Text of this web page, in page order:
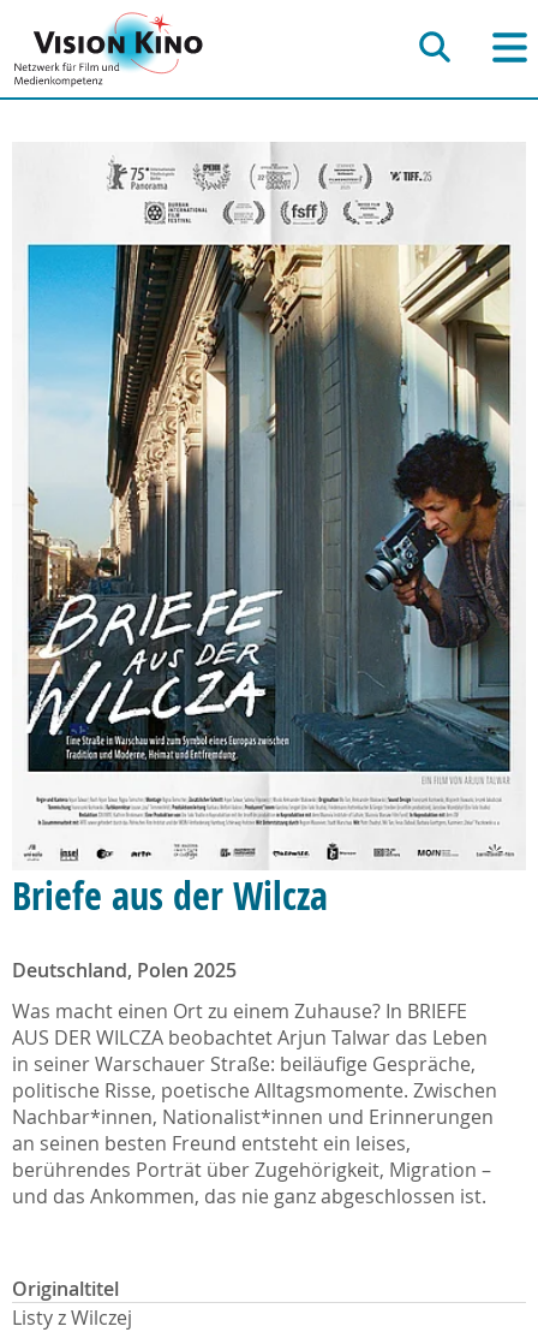
Briefe aus der Wilcza
Deutschland, Polen 2025
Was macht einen Ort zu einem Zuhause? In BRIEFE
AUS DER WILCZA beobachtet Arjun Talwar das Leben
in seiner Warschauer Straße: beiläufige Gespräche,
politische Risse, poetische Alltagsmomente. Zwischen
Nachbar*innen, Nationalist*innen und Erinnerungen
an seinen besten Freund entsteht ein leises,
berührendes Porträt über Zugehörigkeit, Migration –
und das Ankommen, das nie ganz abgeschlossen ist.
Originaltitel
Listy z Wilczej